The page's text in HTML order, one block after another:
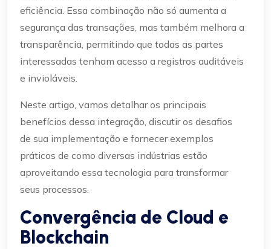
eficiência. Essa combinação não só aumenta a
segurança das transações, mas também melhora a
transparência, permitindo que todas as partes
interessadas tenham acesso a registros auditáveis
e invioláveis.
Neste artigo, vamos detalhar os principais
benefícios dessa integração, discutir os desafios
de sua implementação e fornecer exemplos
práticos de como diversas indústrias estão
aproveitando essa tecnologia para transformar
seus processos.
Convergência de Cloud e
Blockchain